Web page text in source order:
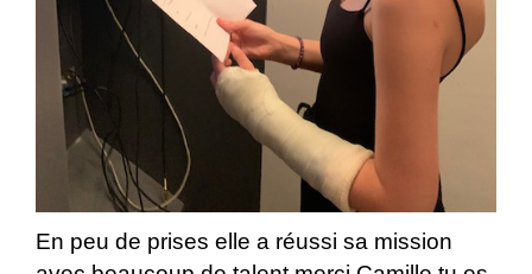
En peu de prises elle a réussi sa mission